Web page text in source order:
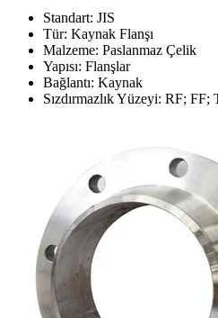
Standart: JIS
Tür: Kaynak Flanşı
Malzeme: Paslanmaz Çelik
Yapısı: Flanşlar
Bağlantı: Kaynak
Sızdırmazlık Yüzeyi: RF;